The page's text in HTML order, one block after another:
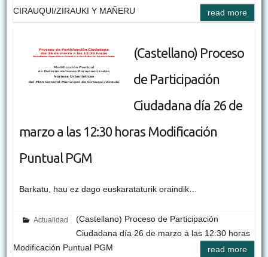
CIRAUQUI/ZIRAUKI Y MAÑERU
read more
(Castellano) Proceso
de Participación
Ciudadana día 26 de
marzo a las 12:30 horas Modificación
Puntual PGM
Barkatu, hau ez dago euskarataturik oraindik…
Actualidad
(Castellano) Proceso de Participación
Ciudadana día 26 de marzo a las 12:30 horas
Modificación Puntual PGM
read more